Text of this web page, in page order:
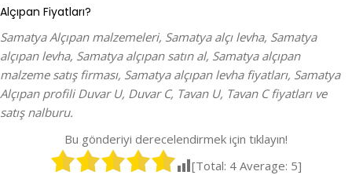
Alçıpan Fiyatları?
Samatya Alçıpan malzemeleri, Samatya alçı levha, Samatya
alçıpan levha, Samatya alçıpan satın al, Samatya alçıpan
malzeme satış firması, Samatya alçıpan levha fiyatları, Samatya
Alçıpan profili Duvar U, Duvar C, Tavan U, Tavan C fiyatları ve
satış nalburu.
Bu gönderiyi derecelendirmek için tıklayın!
[Total: 4 Average: 5]